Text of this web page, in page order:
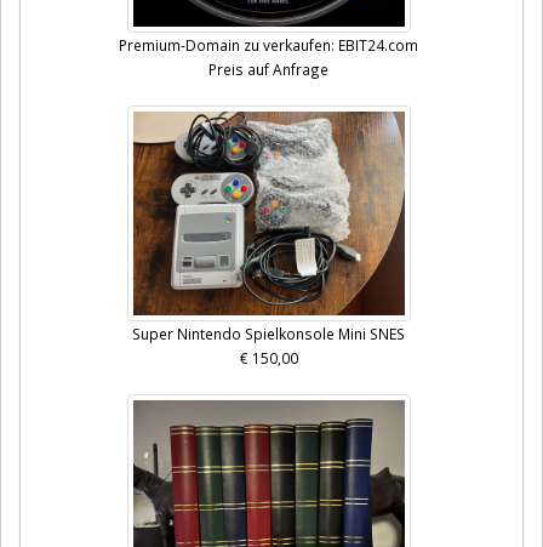
Premium-Domain zu verkaufen: EBIT24.com
Preis auf Anfrage
Super Nintendo Spielkonsole Mini SNES
€ 150,00